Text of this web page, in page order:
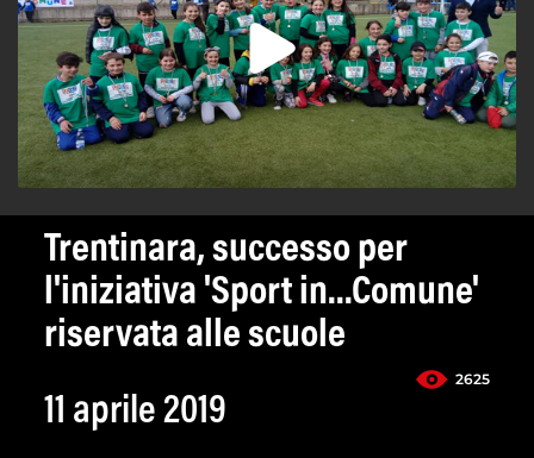
Trentinara, successo per
l'iniziativa 'Sport in...Comune'
riservata alle scuole
2625
11 aprile 2019